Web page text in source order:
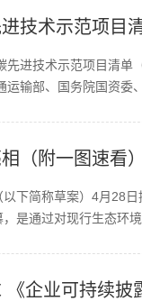
技术示范项目
先进技术示范项目清
输部、国务院国资委
（附一图速看）
下简称草案）4月28
是通过对现行生态环境
《企业可持续